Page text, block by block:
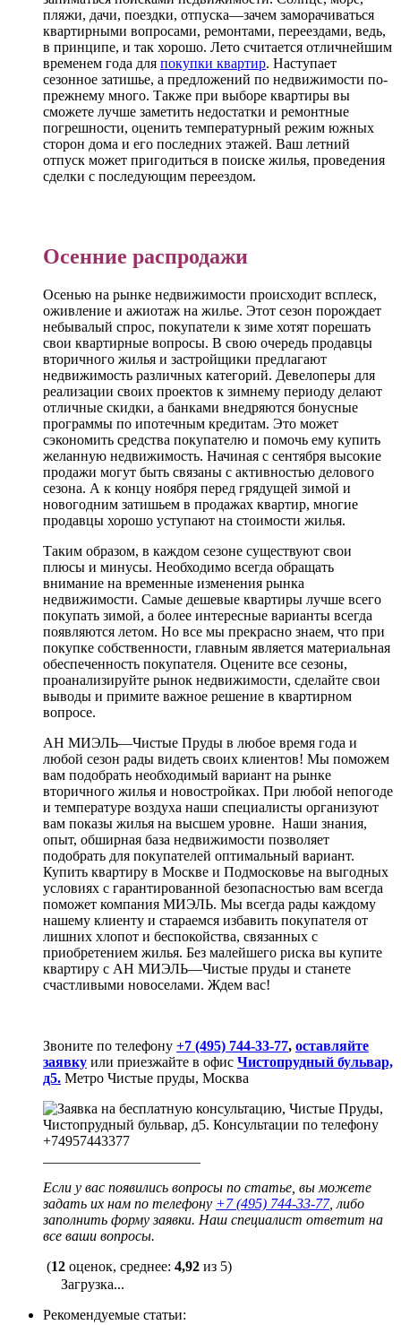
пляжи, дачи, поездки, отпуска—зачем заморачиваться
квартирными вопросами, ремонтами, переездами, ведь,
в принципе, и так хорошо. Лето считается отличнейшим
временем года для покупки квартир. Наступает
сезонное затишье, а предложений по недвижимости по-
прежнему много. Также при выборе квартиры вы
сможете лучше заметить недостатки и ремонтные
погрешности, оценить температурный режим южных
сторон дома и его последних этажей. Ваш летний
отпуск может пригодиться в поиске жилья, проведения
сделки с последующим переездом.
Осенние распродажи
Осенью на рынке недвижимости происходит всплеск,
оживление и ажиотаж на жилье. Этот сезон порождает
небывалый спрос, покупатели к зиме хотят порешать
свои квартирные вопросы. В свою очередь продавцы
вторичного жилья и застройщики предлагают
недвижимость различных категорий. Девелоперы для
реализации своих проектов к зимнему периоду делают
отличные скидки, а банками внедряются бонусные
программы по ипотечным кредитам. Это может
сэкономить средства покупателю и помочь ему купить
желанную недвижимость. Начиная с сентября высокие
продажи могут быть связаны с активностью делового
сезона. А к концу ноября перед грядущей зимой и
новогодним затишьем в продажах квартир, многие
продавцы хорошо уступают на стоимости жилья.
Таким образом, в каждом сезоне существуют свои
плюсы и минусы. Необходимо всегда обращать
внимание на временные изменения рынка
недвижимости. Самые дешевые квартиры лучше всего
покупать зимой, а более интересные варианты всегда
появляются летом. Но все мы прекрасно знаем, что при
покупке собственности, главным является материальная
обеспеченность покупателя. Оцените все сезоны,
проанализируйте рынок недвижимости, сделайте свои
выводы и примите важное решение в квартирном
вопросе.
АН МИЭЛЬ—Чистые Пруды в любое время года и
любой сезон рады видеть своих клиентов! Мы поможем
вам подобрать необходимый вариант на рынке
вторичного жилья и новостройках. При любой непогоде
и температуре воздуха наши специалисты организуют
вам показы жилья на высшем уровне. Наши знания,
опыт, обширная база недвижимости позволяет
подобрать для покупателей оптимальный вариант.
Купить квартиру в Москве и Подмосковье на выгодных
условиях с гарантированной безопасностью вам всегда
поможет компания МИЭЛЬ. Мы всегда рады каждому
нашему клиенту и стараемся избавить покупателя от
лишних хлопот и беспокойства, связанных с
приобретением жилья. Без малейшего риска вы купите
квартиру с АН МИЭЛЬ—Чистые пруды и станете
счастливыми новоселами. Ждем вас!
Звоните по телефону +7 (495) 744-33-77, оставляйте
заявку или приезжайте в офис Чистопрудный бульвар,
д5. Метро Чистые пруды, Москва
Если у вас появились вопросы по статье, вы можете
задать их нам по телефону +7 (495) 744-33-77, либо
заполнить форму заявки. Наш специалист ответит на
все ваши вопросы.
(12 оценок, среднее: 4,92 из 5)
Загрузка...
Рекомендуемые статьи: